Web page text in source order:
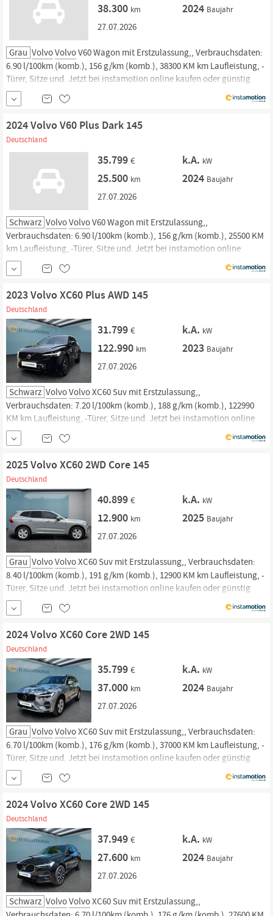
38.300 km 2024 Baujahr
27.07.2026
Grau VolvoVolvoV60 Wagon mit Erstzulassung,, Verbrauchsdaten:
6.90 l/100km (komb.), 156 g/km (komb.), 38300 KM km Laufleistung, -
Türer, Sitze und. Jetzt bei instamotion online kaufen oder günstig
finanzieren. Nur geprüfte Fahrzeuge mit Garantie, 14 Tage
Rückgaberecht und Lieferung vor die Haustür. Jetzt informieren!
2024 Volvo V60 Plus Dark 145
Deutschland
35.799 € k.A. kW
25.500 km 2024 Baujahr
27.07.2026
Schwarz VolvoVolvoV60 Wagon mit Erstzulassung,,
Verbrauchsdaten: 6.90 l/100km (komb.), 156 g/km (komb.), 25500 KM
km Laufleistung, -Türer, Sitze und. Jetzt bei instamotion online
kaufen oder günstig finanzieren. Nur geprüfte Fahrzeuge mit
Garantie, 14 Tage Rückgaberecht und Lieferung vor die Haustür. Jetzt
2023 Volvo XC60 Plus AWD 145
Deutschland
31.799 € k.A. kW
122.990 km 2023 Baujahr
27.07.2026
Schwarz VolvoVolvoXC60 Suv mit Erstzulassung,,
Verbrauchsdaten: 7.20 l/100km (komb.), 188 g/km (komb.), 122990
KM km Laufleistung, -Türer, Sitze und. Jetzt bei instamotion online
kaufen oder günstig finanzieren. Nur geprüfte Fahrzeuge mit
Garantie, 14 Tage Rückgaberecht und Lieferung vor die Haustür. Jetzt
2025 Volvo XC60 2WD Core 145
Deutschland
40.899 € k.A. kW
12.900 km 2025 Baujahr
27.07.2026
Grau VolvoVolvoXC60 Suv mit Erstzulassung,, Verbrauchsdaten:
8.40 l/100km (komb.), 191 g/km (komb.), 12900 KM km Laufleistung, -
Türer, Sitze und. Jetzt bei instamotion online kaufen oder günstig
finanzieren. Nur geprüfte Fahrzeuge mit Garantie, 14 Tage
Rückgaberecht und Lieferung vor die Haustür. Jetzt informieren!
2024 Volvo XC60 Core 2WD 145
Deutschland
35.799 € k.A. kW
37.000 km 2024 Baujahr
27.07.2026
Grau VolvoVolvoXC60 Suv mit Erstzulassung,, Verbrauchsdaten:
6.70 l/100km (komb.), 176 g/km (komb.), 37000 KM km Laufleistung, -
Türer, Sitze und. Jetzt bei instamotion online kaufen oder günstig
finanzieren. Nur geprüfte Fahrzeuge mit Garantie, 14 Tage
Rückgaberecht und Lieferung vor die Haustür. Jetzt informieren!
2024 Volvo XC60 Core 2WD 145
Deutschland
37.949 € k.A. kW
27.600 km 2024 Baujahr
27.07.2026
Schwarz VolvoVolvoXC60 Suv mit Erstzulassung,,